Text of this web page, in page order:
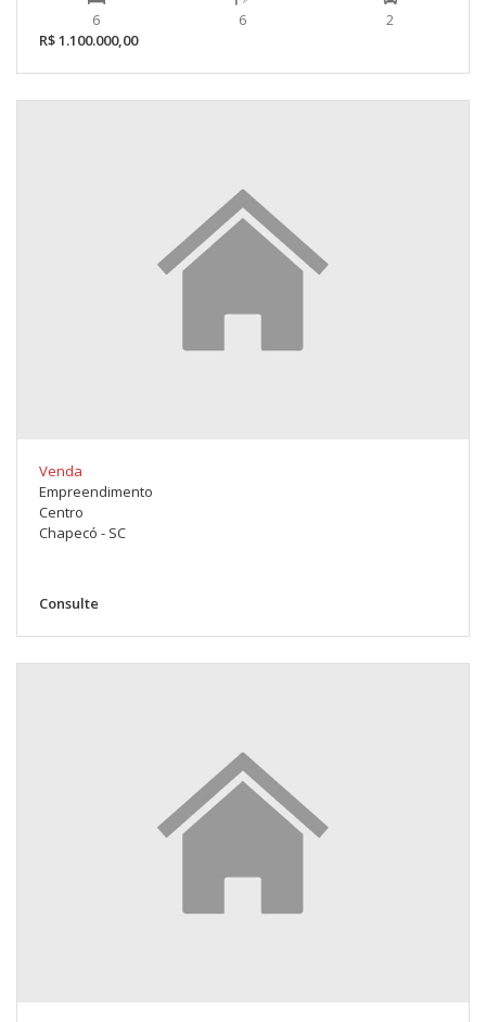
6 6
2
R$ 1.100.000,00
Venda
Empreendimento
Centro
Chapecó - SC
Consulte